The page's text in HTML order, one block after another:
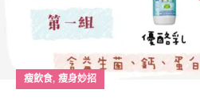
瘦飲食, 瘦身妙招